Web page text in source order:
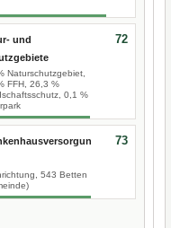
und
Naturschutzgebiet,
FFH, 26,3 %
0,1 %
72
543 Betten
73